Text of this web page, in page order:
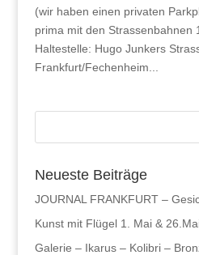
(wir haben einen privaten
prima mit den Strassenbahnen
Haltestelle: Hugo Junkers
Frankfurt/Fechenheim...
Neueste Beiträge
JOURNAL FRANKFURT –
Kunst mit Flügel 1. Mai &
Galerie – Ikarus – Kolibri –